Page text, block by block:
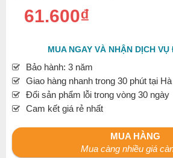
61.600₫
MUA NGAY VÀ NHẬN DỊCH VỤ
Bảo hành: 3 năm
Giao hàng nhanh trong 30 phút tại
Đổi sản phẩm lỗi trong vòng 30 ngày
Cam kết giá rẻ nhất
MUA HÀNG
Mua càng nhiều giá